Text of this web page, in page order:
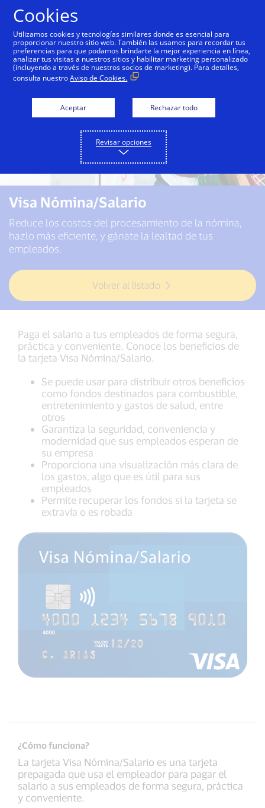
Visa Nómina/Salario
Reduce los costos del procesamiento de la nómina,
hazlo más eficiente, y gánate la lealtad de tus
empleados.
Volver al listado
Paga el salario a tus empleados de forma segura,
práctica y conveniente. Conoce los beneficios de
la tarjeta Visa Nómina/Salario.
Se puede usar para distribuir otros beneficios
como fondos destinados para combustible,
entretenimiento y gastos de salud, entre
otros
Garantiza la seguridad, conveniencia y
modernidad que sus empleados esperan de
su empresa
Proporciona una visualización más clara de
los gastos, algo que es útil para sus
empleados
Permite recuperar los fondos si la tarjeta se
extravía o es robada
¿Cómo funciona?
La tarjeta Visa Nómina/Salario es una tarjeta
prepagada que usa el empleador para pagar el
salario a sus empleados de forma segura, práctica
y conveniente.
Cookies
Utilizamos cookies y tecnologías similares donde es esencial para
proporcionar nuestro sitio web. También las usamos para recordar tus
preferencias para que podamos brindarte la mejor experiencia en línea,
analizar tus visitas a nuestros sitios y habilitar marketing personalizado
(incluyendo a través de nuestros socios de marketing). Para detalles,
consulta nuestroAviso de Cookies.
Aceptar Rechazar todo
Revisar opciones